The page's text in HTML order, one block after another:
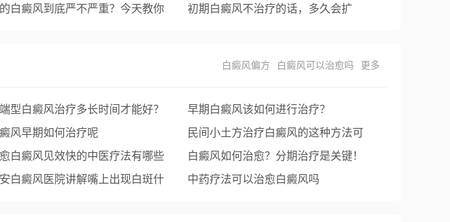
白癜风到底严不严重？今天教你
初期白癜风不治疗的话，多久会扩
更多
白癜风可以治愈吗
白癜风偏方
型白癜风治疗多长时间才能好？
早期白癜风该如何进行治疗？
风早期如何治疗呢
民间小土方治疗白癜风的这种方法可
行吗
白癜风见效快的中医疗法有哪些
白癜风如何治愈？分期治疗是关键！
白癜风医院讲解嘴上出现白斑什
中药疗法可以治愈白癜风吗